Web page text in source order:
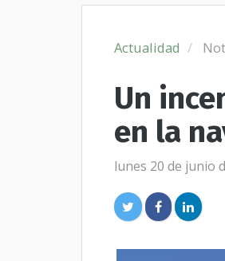
Actualidad
Un
en la
lunes 20 de junio